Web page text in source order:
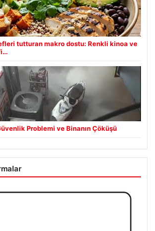
tutturan makro dostu: Renkli kinoa ve
Problemi ve Binanın Çöküşü